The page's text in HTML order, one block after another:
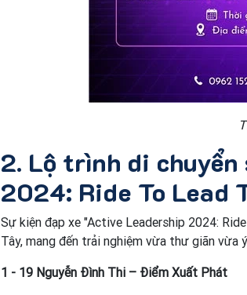
2. Lộ trình di
2024: Ride To Lead
Sự kiện đạp xe "Active Leadership 2024:
Tây, mang đến trải nghiệm vừa thư giãn vừa
1 - 19 Nguyễn Đình Thi – Điểm Xuất Phát